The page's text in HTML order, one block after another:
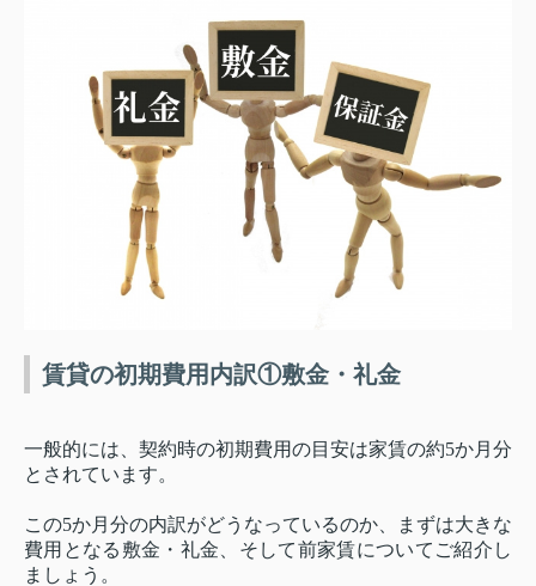
賃貸の初期費用内訳①敷金・礼金
一般的には、契約時の初期費用の目安は家賃の約5か月分
とされています。
この5か月分の内訳がどうなっているのか、まずは大きな
費用となる敷金・礼金、そして前家賃についてご紹介し
ましょう。